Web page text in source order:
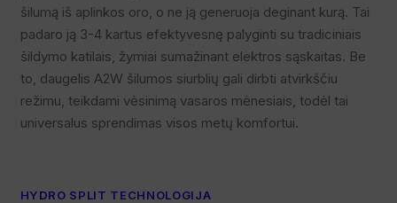
šilumą iš aplinkos oro, o ne ją generuoja deginant kurą. Tai
padaro ją 3-4 kartus efektyvesnę palyginti su tradiciniais
šildymo katilais, žymiai sumažinant elektros sąskaitas. Be
to, daugelis A2W šilumos siurblių gali dirbti atvirkščiu
režimu, teikdami vėsinimą vasaros mėnesiais, todėl tai
universalus sprendimas visos metų komfortui.
HYDRO SPLIT TECHNOLOGIJA